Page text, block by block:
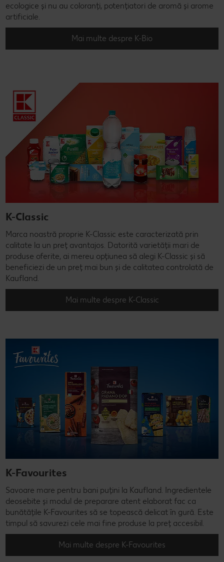
ecologice și nu au coloranți, potențiatori de aromă și arome
artificiale.
Mai multe despre K-Bio
K-Classic
Marca noastră proprie K-Classic este caracterizată prin
calitate la un preț avantajos. Datorită varietății mari de
produse oferite, ai mereu opțiunea să alegi K-Classic și să
beneficiezi de un preț mai bun și de calitatea controlată de
Kaufland.
Mai multe despre K-Classic
K-Favourites
Savoare mare pentru bani puțini la Kaufland. Ingredientele
deosebite și modul de preparare atent elaborat fac ca
bunătățile K-Favourites să se topească delicat în gură. Este
timpul să savurezi cele mai fine produse la preț accesibil.
Mai multe despre K-Favourites